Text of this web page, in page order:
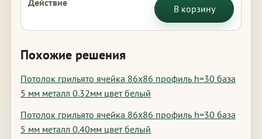
В корзину
Похожие решения
Потолок грильято ячейка 86х86 профиль h=30 база
5 мм металл 0.32мм цвет белый
Потолок грильято ячейка 86х86 профиль h=30 база
5 мм металл 0.40мм цвет белый